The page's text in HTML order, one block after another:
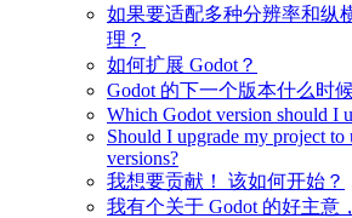
如果要适配多种分辨率和纵
理？
如何扩展 Godot？
Godot 的下一个版本什么时
Which Godot version should I
Should I upgrade my project to
versions?
我想要贡献！ 该如何开始？
我有个关于 Godot 的好主意